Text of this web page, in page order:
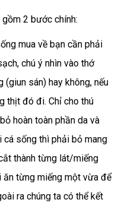
2 bước chính:
mua về bạn cần phải
chú ý nhìn vào thớ
sán) hay không, nếu
thịt đó đi. Chỉ cho thú
hoàn toàn phần da và
sống thì phải bỏ mang
thành từng lát/miếng
ăn từng miếng một vừa để
ra chúng ta có thể kết